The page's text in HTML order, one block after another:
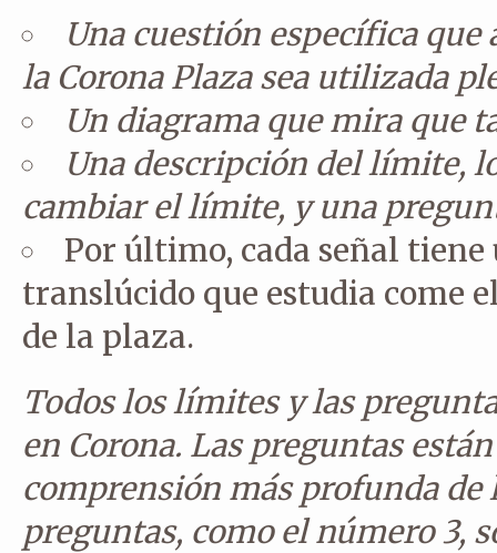
Una cuestión específica
la Corona Plaza sea utilizada
Un diagrama que mira que
Una descripción dellímite,
cambiar el límite, y una
Por último, cada señal
translúcido que estudia come
de la plaza.
Todos los límites y las
en Corona. Las preguntas
comprensión más profunda de
preguntas, como el número 3,